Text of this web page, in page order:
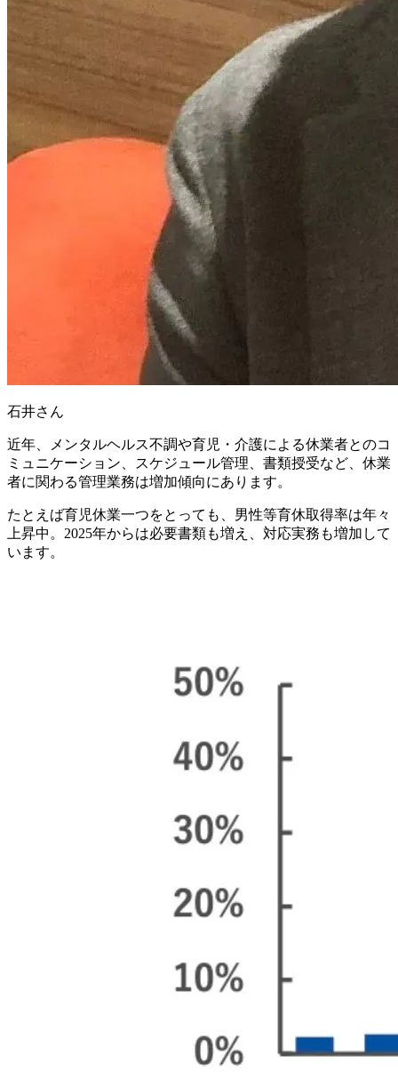
石井さん
近年、メンタルヘルス不調や育児・介護による休業者とのコ
ミュニケーション、スケジュール管理、書類授受など、 休業
者に関わる管理業務は増加傾向にあります。
たとえば育児休業一つをとっても、男性等育休取得率は年々
上昇中。2025年からは必要書類も増え、対応実務も増加して
います。